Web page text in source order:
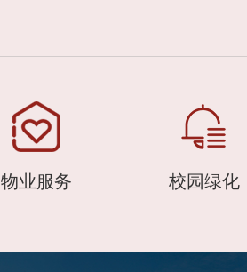
物业服务 校园绿化